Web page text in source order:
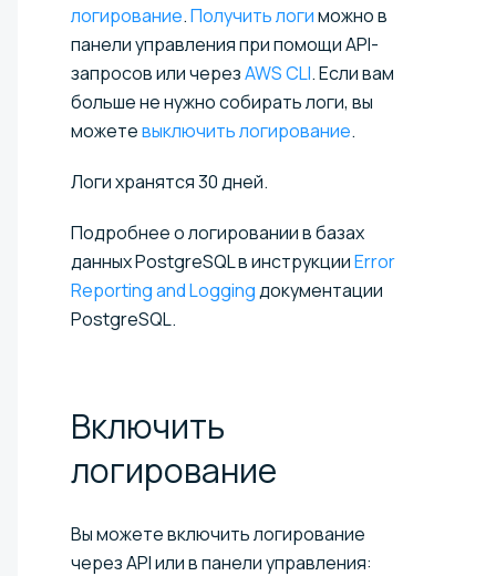
логирование.Получить логиможно в
панели управления при помощи API-
запросов или черезAWS CLI. Если вам
больше не нужно собирать логи, вы
можетевыключить логирование.
Логи хранятся 30 дней.
Подробнее о логировании в базах
данных PostgreSQL в инструкцииError
Reporting and Loggingдокументации
PostgreSQL.
Включить
логирование
Вы можете включить логирование
через API или в панели управления: